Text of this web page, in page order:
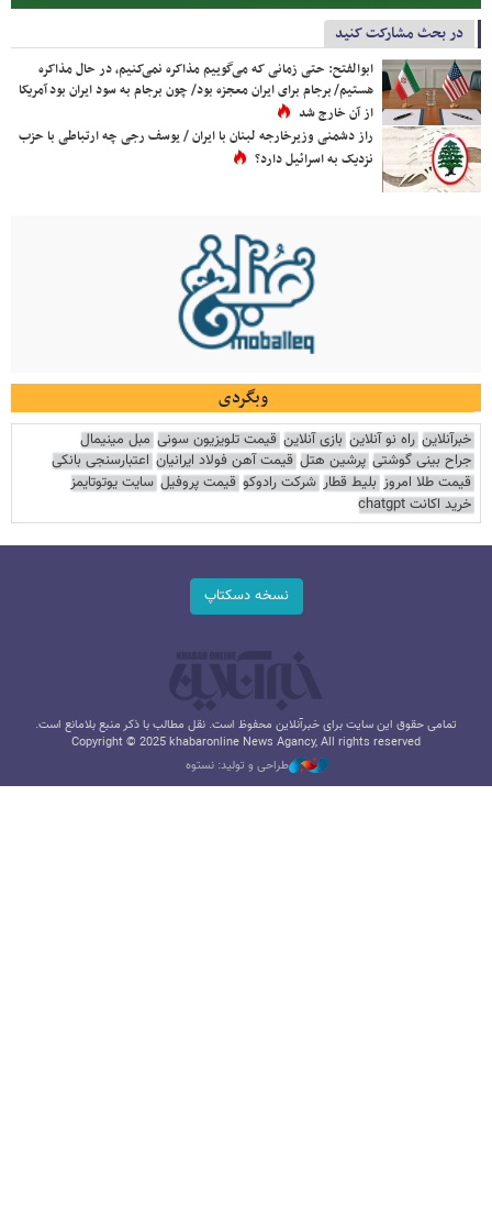
در بحث مشارکت کنید
ابوالفتح: حتی زمانی که می‌گوییم مذاکره نمی‌کنیم، در حال مذاکره
هستیم/ برجام برای ایران معجزه بود/ چون برجام به سود ایران بود آمریکا
از آن خارج شد
راز دشمنی وزیرخارجه لبنان با ایران / یوسف رجی چه ارتباطی با حزب
نزدیک به اسرائیل دارد؟
وبگردی
خبرآنلاین راه نو آنلاین بازی آنلاین قیمت تلویزیون سونی مبل مینیمال
جراح بینی گوشتی پرشین هتل قیمت آهن فولاد ایرانیان اعتبارسنجی بانکی
قیمت طلا امروز بلیط قطار شرکت رادوکو قیمت پروفیل سایت یوتوتایمز
خرید اکانت chatgpt
نسخه دسکتاپ
تمامی حقوق این سایت برای خبرآنلاین محفوظ است. نقل مطالب با ذکر منبع بلامانع است.
Copyright © 2025 khabaronline News Agancy, All rights reserved
طراحی و تولید: نستوه